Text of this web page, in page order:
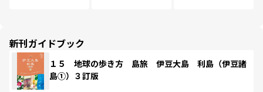
新刊ガイドブック
１５ 地球の歩き方 島旅 伊豆大島 利島（伊豆諸
島①）３訂版